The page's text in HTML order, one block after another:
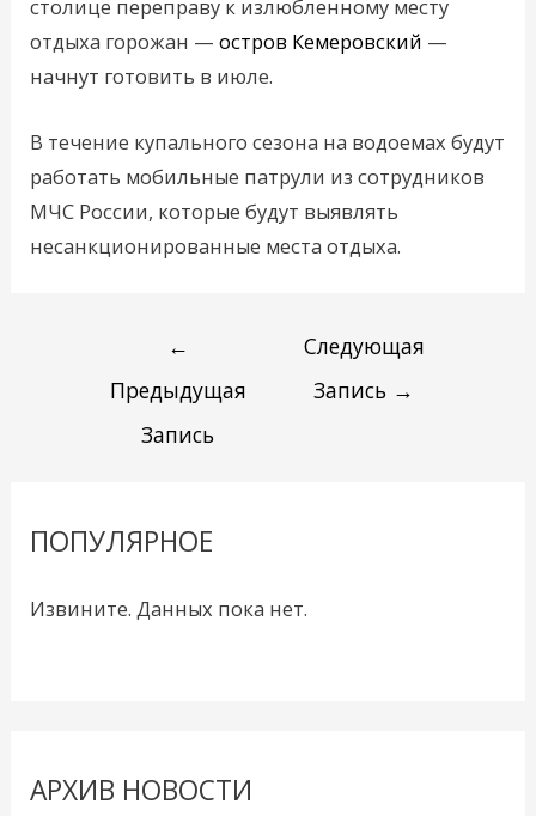
столице переправу к излюбленному месту
отдыха горожан —остров Кемеровский —
начнут готовить в июле.
В течение купального сезона на водоемах будут
работать мобильные патрули из сотрудников
МЧС России, которые будут выявлять
несанкционированные места отдыха.
←
Предыдущая
Запись
Следующая
Запись →
ПОПУЛЯРНОЕ
Извините. Данных пока нет.
АРХИВ НОВОСТИ